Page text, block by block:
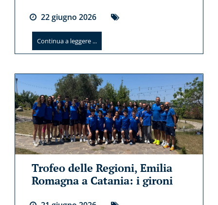
22giugno 2026
Continua a leggere ...
Trofeo delle Regioni, Emilia
Romagna a Catania: i gironi